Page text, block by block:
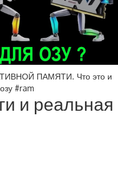
ПАМЯТИ. Что это и
#ram
и реальная